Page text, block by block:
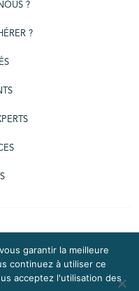
?
?
garantir la meilleure
continuez à utiliser ce
acceptez l'utilisation des